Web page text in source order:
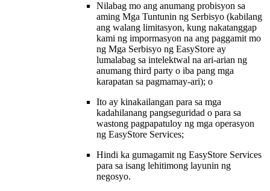
Nilabag mo ang anumang probisyon sa
aming Mga Tuntunin ng Serbisyo (kabilang
ang walang limitasyon, kung nakatanggap
kami ng impormasyon na ang paggamit mo
ng Mga Serbisyo ng EasyStore ay
lumalabag sa intelektwal na ari-arian ng
anumang third party o iba pang mga
karapatan sa pagmamay-ari); o
Ito ay kinakailangan para sa mga
kadahilanang pangseguridad o para sa
wastong pagpapatuloy ng mga operasyon
ng EasyStore Services;
Hindi ka gumagamit ng EasyStore Services
para sa isang lehitimong layunin ng
negosyo.